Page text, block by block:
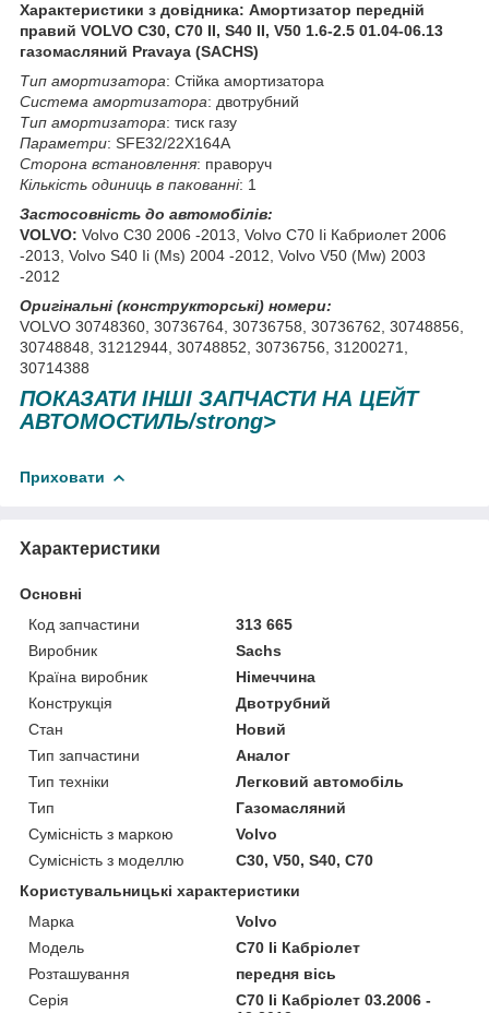
Характеристики з довідника: Амортизатор передній
правий VOLVO C30, C70 II, S40 II, V50 1.6-2.5 01.04-06.13
газомасляний Pravaya (SACHS)
Тип амортизатора: Стійка амортизатора
Система амортизатора: двотрубний
Тип амортизатора: тиск газу
Параметри: SFE32/22X164A
Сторона встановлення: праворуч
Кількість одиниць в пакованні: 1
Застосовність до автомобілів:
VOLVO: Volvo C30 2006 -2013, Volvo C70 Ii Кабриолет 2006
-2013, Volvo S40 Ii (Ms) 2004 -2012, Volvo V50 (Mw) 2003
-2012
Оригінальні (конструкторські) номери:
VOLVO 30748360, 30736764, 30736758, 30736762, 30748856,
30748848, 31212944, 30748852, 30736756, 31200271,
30714388
ПОКАЗАТИ ІНШІ ЗАПЧАСТИ НА ЦЕЙТ
АВТОМОСТИЛЬ/strong>
Приховати
Характеристики
Основні
Код запчастини
313 665
Виробник
Sachs
Країна виробник
Німеччина
Конструкція
Двотрубний
Стан
Новий
Тип запчастини
Аналог
Тип техніки
Легковий автомобіль
Тип
Газомасляний
Сумісність з маркою
Volvo
Сумісність з моделлю
C30, V50, S40, C70
Користувальницькі характеристики
Марка
Volvo
Мoдель
C70 Ii Кабріолет
Розташування
передня вісь
Серія
C70 Ii Кабріолет 03.2006 -